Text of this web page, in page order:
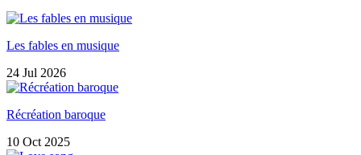
Les fables en musique
24 Jul 2026
Récréation baroque
10 Oct 2025